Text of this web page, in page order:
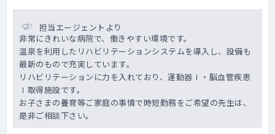
担当エージェントより
非常にきれいな病院で、働きやすい環境です。
温泉を利用したリハビリテーションシステムを導入し、設備も
最新のもので充実しています。
リハビリテーションに力を入れており、運動器Ⅰ・脳血管疾患
Ⅰ取得施設です。
お子さまの養育等ご家庭の事情で時短勤務をご希望の先生は、
是非ご相談下さい。